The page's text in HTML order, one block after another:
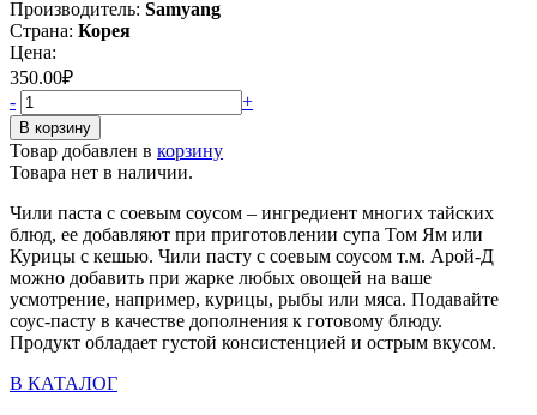
Производитель: Samyang
Страна: Корея
Цена:
350.00₽
-
+
Товар добавлен в корзину
Товара нет в наличии.
Чили паста с соевым соусом – ингредиент многих тайских
блюд, ее добавляют при приготовлении супа Том Ям или
Курицы с кешью. Чили пасту с соевым соусом т.м. Арой-Д
можно добавить при жарке любых овощей на ваше
усмотрение, например, курицы, рыбы или мяса. Подавайте
соус-пасту в качестве дополнения к готовому блюду.
Продукт обладает густой консистенцией и острым вкусом.
В КАТАЛОГ